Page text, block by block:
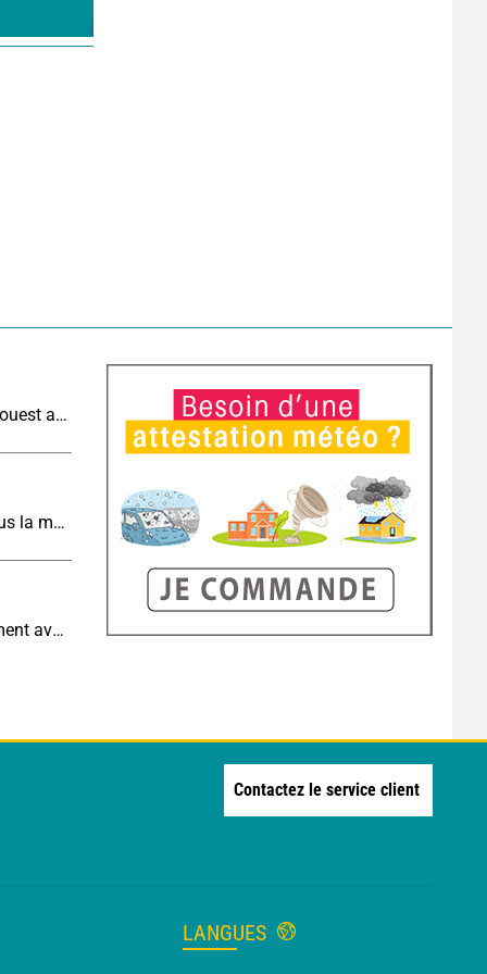
Météo aujourd'hui : très fortes chaleurs au sud-ouest avant des orages, jusqu'à 39°C
Météo de demain : un dimanche très chaud, sous la menace de quelques orages
Eclipse J-5 : l'humidité augmente-t-elle brutalement avec la chute de température pendant l'éclipse du 12 août ?
Contactez le service client
LANGUES